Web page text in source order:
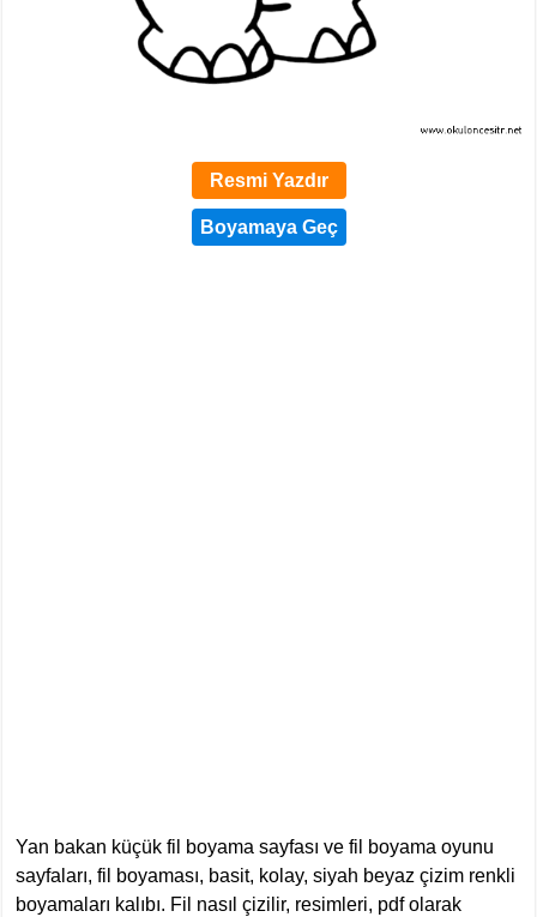
Resmi Yazdır
Yan bakan küçük fil boyama sayfası ve fil boyama oyunu
sayfaları, fil boyaması, basit, kolay, siyah beyaz çizim renkli
boyamaları kalıbı. Fil nasıl çizilir, resimleri, pdf olarak